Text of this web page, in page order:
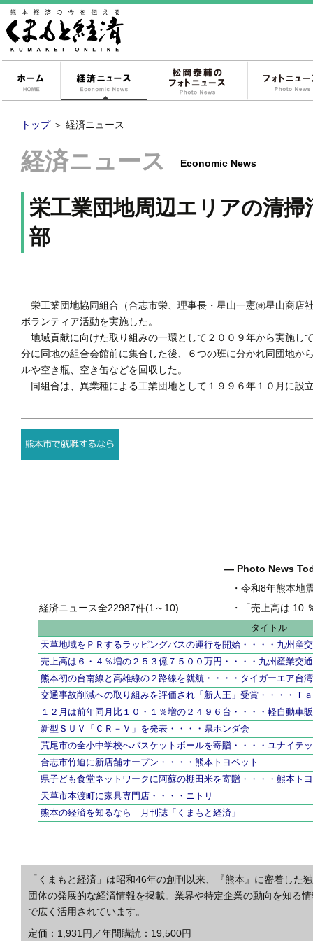
経済ニュース
トップ ＞ 経済ニュース
経済ニュース Economic News
栄工業団地周辺エリアの清
部
栄工業団地協同組合（合志市栄、理事長・星山一憲㈱星山商店
ボランティア活動を実施した。
地域貢献に向けた取り組みの一環として２００９年から実施し
分に同地の組合会館前に集合した後、６つの班に分かれ同団地
ルや空き瓶、空き缶などを回収した。
同組合は、異業種による工業団地として１９９６年１０月に設
― Photo News
・令和8年熊本地
・
「売上高は.10.％増の
経済ニュース全22987件(1～10)
タイトル
天草地域をＰＲするラッピングバスの運行を開始・・・・九州産
売上高は６・４％増の２５３億７５００万円・・・・九州産業交
熊本初の台南線と高雄線の２路線を就航・・・・タイガーエア台湾
交通事故削減への取り組みを評価され「新人王」受賞・・・・Ｔ
１２月は前年同月比１０・１％増の２４９６台・・・・軽自動車
新型ＳＵＶ「ＣＲ－Ｖ」を発表・・・・県ホンダ会
荒尾市の全小中学校へバスケットボールを寄贈・・・・ユナイテ
合志市竹迫に新店舗オープン・・・・熊本トヨペット
県子ども食堂ネットワークに阿蘇の棚田米を寄贈・・・・熊本ト
天草市本渡町に家具専門店・・・・ニトリ
熊本の経済を知るなら 月刊誌「くまもと経済」
「くまもと経済」は昭和46年の創刊以来、『熊本』に密着し
団体の発展的な経済情報を掲載。業界や特定企業の動向を知る
で広く活用されています。
定価：1,931円／年間購読：19,500円